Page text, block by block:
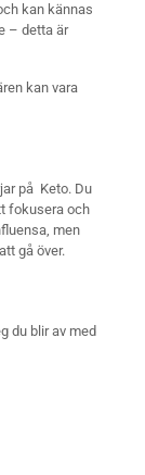
kan kännas
– detta är
kan vara
på Keto. Du
fokusera och
men
gå över.
du blir av med